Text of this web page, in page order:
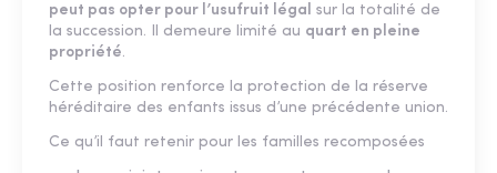
peut pas opter pour l’usufruit légal sur la totalité de
la succession. Il demeure limité au quart en pleine
propriété.
Cette position renforce la protection de la réserve
héréditaire des enfants issus d’une précédente union.
Ce qu’il faut retenir pour les familles recomposées